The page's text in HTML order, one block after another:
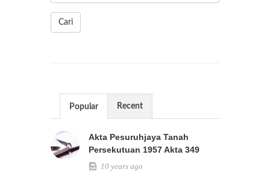
Cari
Popular Recent
Akta Pesuruhjaya Tanah
Persekutuan 1957 Akta 349
10 years ago